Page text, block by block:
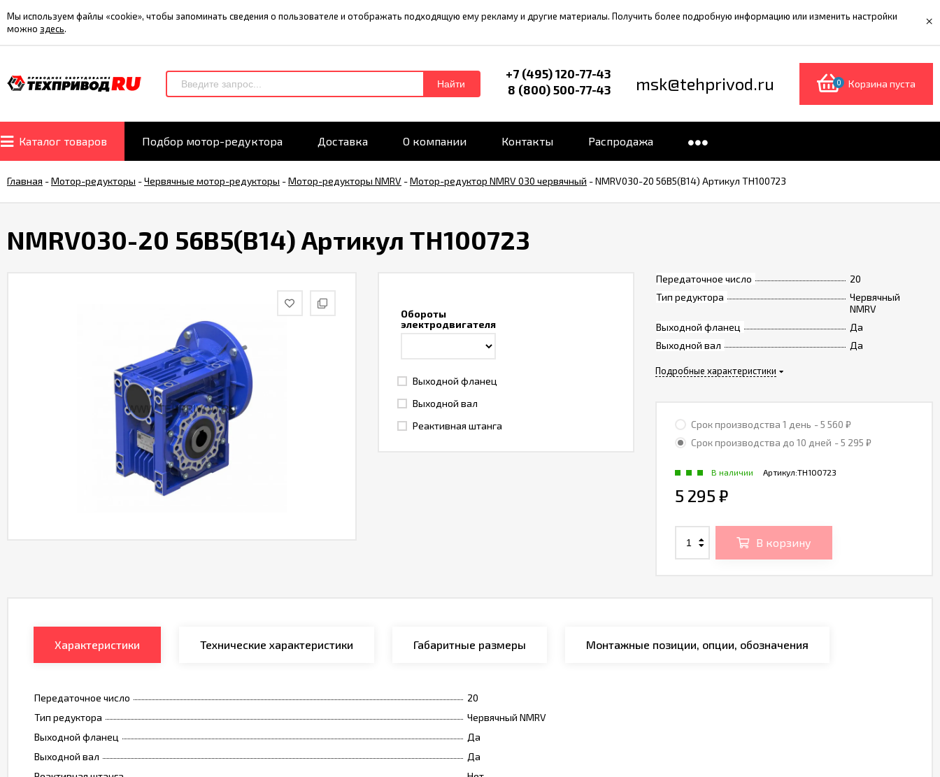
Мы используем файлы «cookie», чтобы запоминать сведения о пользователе и отображать подходящую ему рекламу и другие материалы. Получить более подробную информацию или изменить настройки
можно здесь. ×
Найти
+7 (495) 120-77-43
8 (800) 500-77-43
msk@tehprivod.ru 0 Корзина пуста
Каталог товаров Подбор мотор-редуктора Доставка О компании Контакты Распродажа
Главная -Мотор-редукторы -Червячные мотор-редукторы -Мотор-редукторы NMRV -Мотор-редуктор NMRV 030 червячный -NMRV030-20 56B5(B14) Артикул TH100723
NMRV030-20 56B5(B14) Артикул TH100723
Обороты
электродвигателя
Выходной фланец
Выходной вал
Реактивная штанга
Передаточное число
20
Тип редуктора
Червячный
NMRV
Выходной фланец
Да
Выходной вал
Да
Подробные характеристики
Срок производства 1 день - 5 560 ₽
Срок производства до 10 дней - 5 295 ₽
Артикул:TH100723
В наличии
5 295 ₽
В корзину
Характеристики Технические характеристики Габаритные размеры Монтажные позиции, опции, обозначения
Передаточное число
20
Тип редуктора
Червячный NMRV
Выходной фланец
Да
Выходной вал
Да